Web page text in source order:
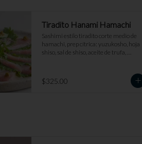
Tiradito Hanami Hamachi
Sashimi estilo tiradito corte medio de
hamachi, prep cítrica: yuzukosho, hoja
shiso, sal de shiso, aceite de trufa,
$325.00